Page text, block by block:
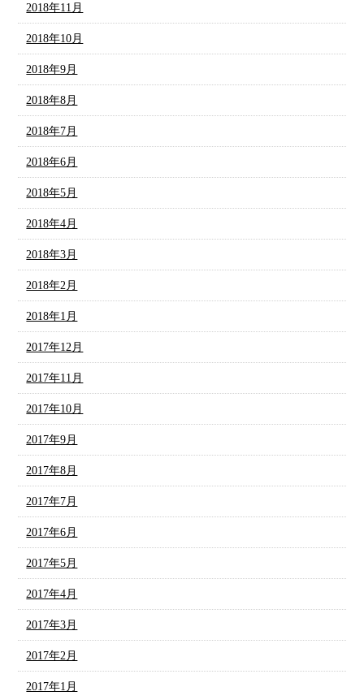
2018年11月
2018年10月
2018年9月
2018年8月
2018年7月
2018年6月
2018年5月
2018年4月
2018年3月
2018年2月
2018年1月
2017年12月
2017年11月
2017年10月
2017年9月
2017年8月
2017年7月
2017年6月
2017年5月
2017年4月
2017年3月
2017年2月
2017年1月